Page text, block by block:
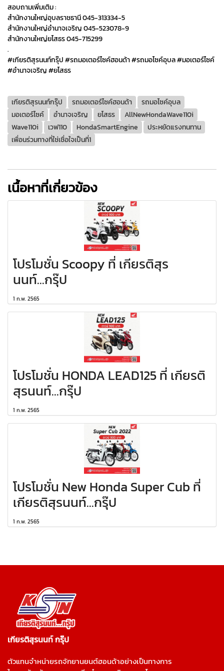
สอบถามเพิ่มเติม :
สำนักงานใหญ่อุบลราชธานี 045-313334-5
สำนักงานใหญ่อำนาจเจริญ 045-523078-9
สำนักงานใหญ่ยโสธร 045-715299
.
#เกียรติสุรนนท์กรุ๊ป #รถมอเตอร์ไซค์ฮอนด้า #รถมอไซค์อุบล #มอเตอร์ไซค์
#อำนาจเจริญ #ยโสธร
เกียรติสุรนนท์กรุ๊ป รถมอเตอร์ไซค์ฮอนด้า
รถมอไซค์อุบล
มอเตอร์ไซค์
อำนาจเจริญ ยโสธร
AllNewHondaWave110i
Wave110i
เวฟ110 HondaSmartEngine
ประหยัดแรงทนทาน
เพื่อนร่วมทางที่ใช่เชื่อใจเป็นที่1
เนื้อหาที่เกี่ยวข้อง
โปรโมชั่น Scoopy ที่ เกียรติสุร
นนท์...กรุ๊ป
1 ก.พ. 2565
โปรโมชั่น HONDA LEAD125 ที่ เกียรติ
สุรนนท์...กรุ๊ป
1 ก.พ. 2565
โปรโมชั่น New Honda Super Cub ที่
เกียรติสุรนนท์...กรุ๊ป
1 ก.พ. 2565
เกียรติสุรนนท์ กรุ๊ป
ตัวแทนจำหน่ายรถจักยานยนต์ฮอนด้าอย่างเป็นทางการ